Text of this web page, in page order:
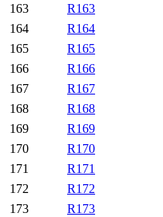
163
R163
164
R164
165
R165
166
R166
167
R167
168
R168
169
R169
170
R170
171
R171
172
R172
173
R173